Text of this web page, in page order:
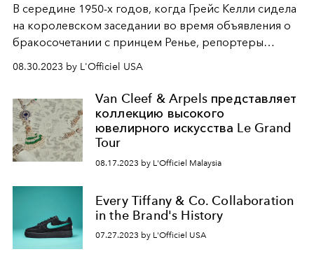
В середине 1950-х годов, когда Грейс Келли сидела
на королевском заседании во время объявления о
бракосочетании с принцем Ренье, репортеры
увековечили её портрет. Листок кофейного зерна
ожерелье на шее очаровательной Грейс.
70 лет спустя, Cartier представил
коллекциюGrain de Café.
08.30.2023 by L'Officiel USA
Van Cleef & Arpels представляет
коллекцию высокого
ювелирного искусства Le Grand
Tour
08.17.2023 by L'Officiel Malaysia
Every Tiffany & Co. Collaboration
in the Brand's History
07.27.2023 by L'Officiel USA